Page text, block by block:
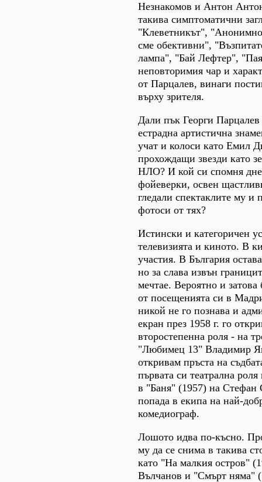
Незнакомов и Антон
такива симптоматични
"Клеветникът",
сме обективни",
лампа", "Бай Лефтер",
неповторимия чар и
от Парцалев, винаги
върху зрителя.
Дали пък Георги
естрадна артистична
учат и колоси като Емил
прохождащи звезди като
НЛО? И кой си спомня
фойеверки, освен
гледали спектаклите му и
фотоси от тях?
Истински и категоричен
телевизията и киното. В
участия. В България
но за слава извън
мечтае. Вероятно и затова
от посещенията си в
никой не го познава и
екран през 1958 г. го
второстепенна роля - на
"Любимец 13" Владимир
откривам пръста на
първата си театрална
в "Баня" (1957) на Стефан
попада в екипа на най-
комедиограф.
Лошото идва по-късно.
му да се снима в такива
като "На малкия остров"
Вълчанов и "Смърт няма"